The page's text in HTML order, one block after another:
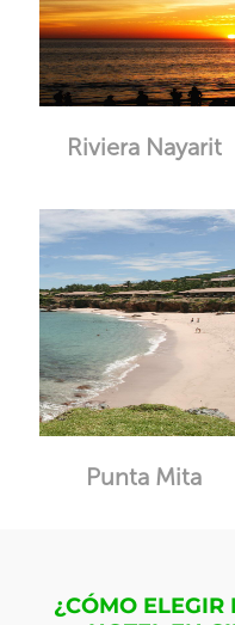
Riviera Nayarit
Punta Mita
¿CÓMO